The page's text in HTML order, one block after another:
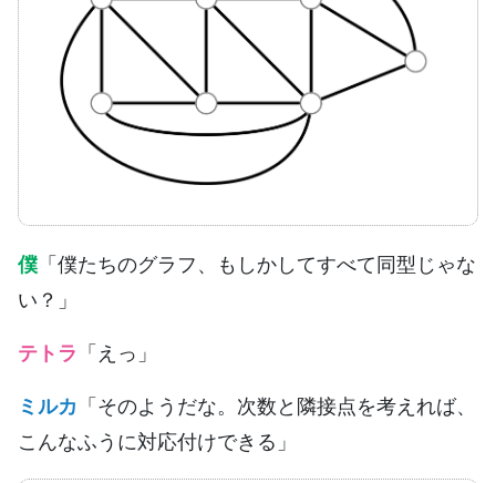
僕 「僕たちのグラフ、もしかしてすべて同型じゃな
い？」
テトラ 「えっ」
ミルカ 「そのようだな。次数と隣接点を考えれば、
こんなふうに対応付けできる」